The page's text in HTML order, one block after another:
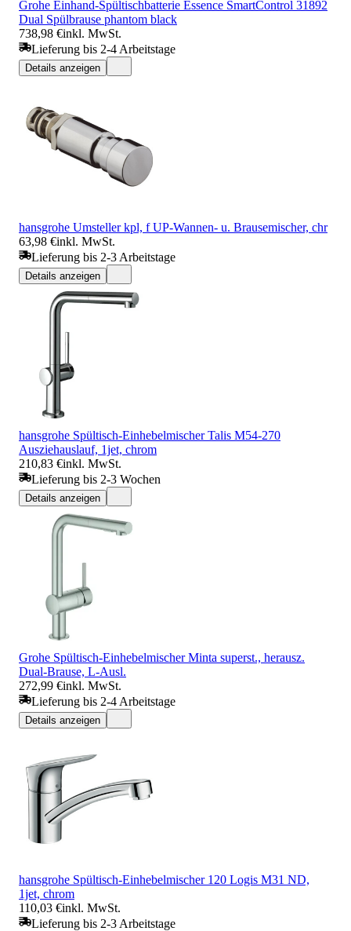
Grohe Einhand-Spültischbatterie Essence SmartControl 31892
Dual Spülbrause phantom black
738,98 €inkl. MwSt.
Lieferung bis 2-4 Arbeitstage
Details anzeigen
hansgrohe Umsteller kpl, f UP-Wannen- u. Brausemischer, chr
63,98 €inkl. MwSt.
Lieferung bis 2-3 Arbeitstage
Details anzeigen
hansgrohe Spültisch-Einhebelmischer Talis M54-270
Ausziehauslauf, 1jet, chrom
210,83 €inkl. MwSt.
Lieferung bis 2-3 Wochen
Details anzeigen
Grohe Spültisch-Einhebelmischer Minta superst., herausz.
Dual-Brause, L-Ausl.
272,99 €inkl. MwSt.
Lieferung bis 2-4 Arbeitstage
Details anzeigen
hansgrohe Spültisch-Einhebelmischer 120 Logis M31 ND,
1jet, chrom
110,03 €inkl. MwSt.
Lieferung bis 2-3 Arbeitstage